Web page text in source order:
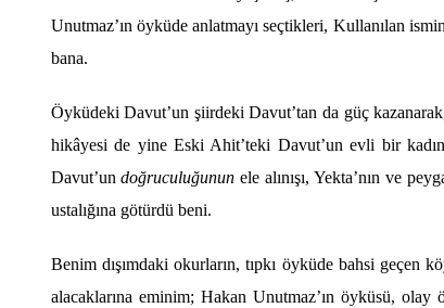
Unutmaz’ın öyküde anlatmayı seçtikleri, Kullanılan
bana.
Öyküdeki Davut’un şiirdeki Davut’tan da güç
hikâyesi de yine Eski Ahit’teki Davut’un evli bir
Davut’undoğruculuğununele alınışı, Yekta’nın ve
ustalığına götürdü beni.
Benim dışımdaki okurların, tıpkı öyküde bahsi geçen kö
alacaklarına eminim; Hakan Unutmaz’ın öyküsü, olay